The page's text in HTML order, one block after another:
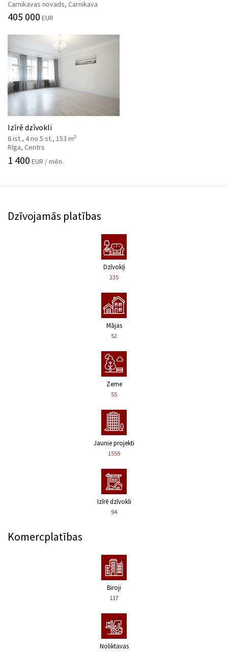
Carnikavas novads, Carnikava
405 000 EUR
Izīrē dzīvokli
6 ist., 4 no 5 st., 153 m2
Rīga, Centrs
1 400 EUR / mēn.
Dzīvojamās platības
Dzīvokļi
235
Mājas
52
Zeme
55
Jaunie projekti
1559
Izīrē dzīvokli
94
Komercplatības
Biroji
117
Noliktavas